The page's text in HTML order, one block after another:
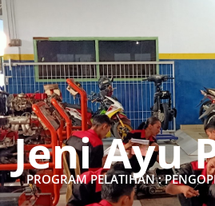
Jeni Ayu
PROGRAM PELATIHAN :